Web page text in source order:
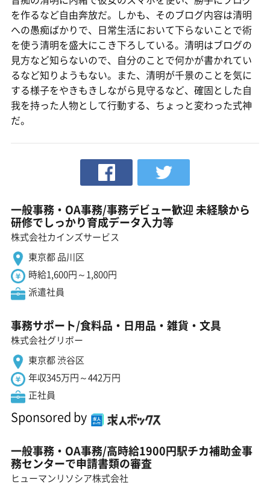
を作るなど自由奔放だ。しかも、そのブログ内容は清明
への愚痴ばかりで、日常生活において下らないことで術
を使う清明を盛大にこき下ろしている。清明はブログの
見方など知らないので、自分のことで何かが書かれてい
るなど知りようもない。また、清明が千景のことを気に
する様子をやきもきしながら見守るなど、確固とした自
我を持った人物として行動する、ちょっと変わった式神
だ。
一般事務・OA事務/事務デビュー歓迎 未経験から
研修でしっかり育成データ入力等
株式会社カインズサービス
東京都 品川区
時給1,600円～1,800円
派遣社員
事務サポート/食料品・日用品・雑貨・文具
株式会社グリボー
東京都 渋谷区
年収345万円～442万円
正社員
Sponsored by
一般事務・OA事務/高時給1900円駅チカ補助金事
務センターで申請書類の審査
ヒューマンリソシア株式会社